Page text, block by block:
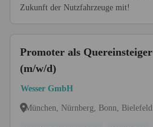
Zukunft der Nutzfahrzeuge mit!
Promoter als Quereinsteiger
(m/w/d)
Wesser GmbH
München, Nürnberg, Bonn, Bielefeld